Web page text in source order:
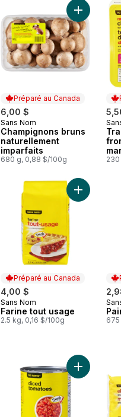
Préparé au Canada
6,00 $
Préparé au Canada
Sans Nom
Champignons bruns
naturellement
imparfaits
680 g, 0,88 $/100g
Ajouter
Préparé au Canada
4,00 $
Préparé au Canada
Sans Nom
Farine tout usage
2.5 kg, 0,16 $/100g
Ajouter
Ajouter